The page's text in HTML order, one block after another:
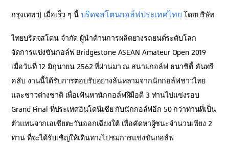
กรุงเทพฯ] เมื่อเร็ว ๆ นี้ บริดจสโตนกอล์ฟประเทศไทย โดยบริษัท
ไทยบริดจสโตน จำกัด ผู้นำด้านการผลิตยางรถยนต์ระดับโลก
จัดการแข่งขันกอล์ฟ Bridgestone ASEAN Amateur Open 2019
เมื่อวันที่ 12 มิถุนายน 2562 ที่ผ่านมา ณ สนามกอล์ฟ ธนาซิตี้ คันทรี
คลับ งานนี้ได้รับการตอบรับอย่างล้นหลามจากนักกอล์ฟชาวไทย
และชาวต่างชาติ เพื่อเฟ้นหานักกอล์ฟฝีมือดี 3 ท่านไปแข่งรอบ
Grand Final ที่ประเทศอินโดนีเซีย กับนักกอล์ฟอีก 50 กว่าท่านที่เป็น
ตัวแทนจากเอเซียตะวันออกเฉียงใต้ เพื่อคัดหาผู้ชนะจำนวนเพียง 2
ท่าน ที่จะได้รับเชิญให้เดินทางไปชมการแข่งขันกอล์ฟ